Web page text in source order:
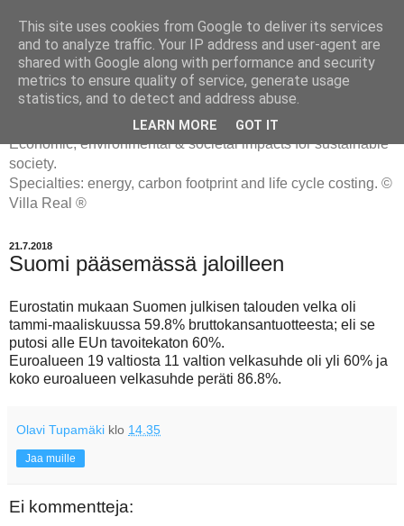
ENERGIATYHMYRIT
Economic, environmental & societal impacts for sustainable
society.
Specialties: energy, carbon footprint and life cycle costing. ©
Villa Real ®
21.7.2018
Suomi pääsemässä jaloilleen
Eurostatin mukaan Suomen julkisen talouden velka oli
tammi-maaliskuussa 59.8% bruttokansantuotteesta; eli se
putosi alle EUn tavoitekaton 60%.
Euroalueen 19 valtiosta 11 valtion velkasuhde oli yli 60% ja
koko euroalueen velkasuhde peräti 86.8%.
Olavi Tupamäki klo 14.35
Jaa muille
Ei kommentteja:
This site uses cookies from Google to deliver its services
and to analyze traffic. Your IP address and user-agent are
shared with Google along with performance and security
metrics to ensure quality of service, generate usage
statistics, and to detect and address abuse.
LEARN MORE GOT IT